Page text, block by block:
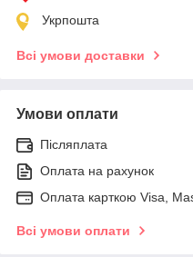
Укрпошта
Всі умови доставки
Умови оплати
Післяплата
Оплата на рахунок
Оплата карткою Visa,
Всі умови оплати